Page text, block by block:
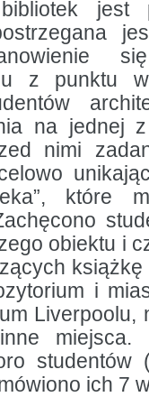
jest
z punktu
na jednej
nimi
które
obiektu i
i
Liverpoolu,
miejsca.
ich 7